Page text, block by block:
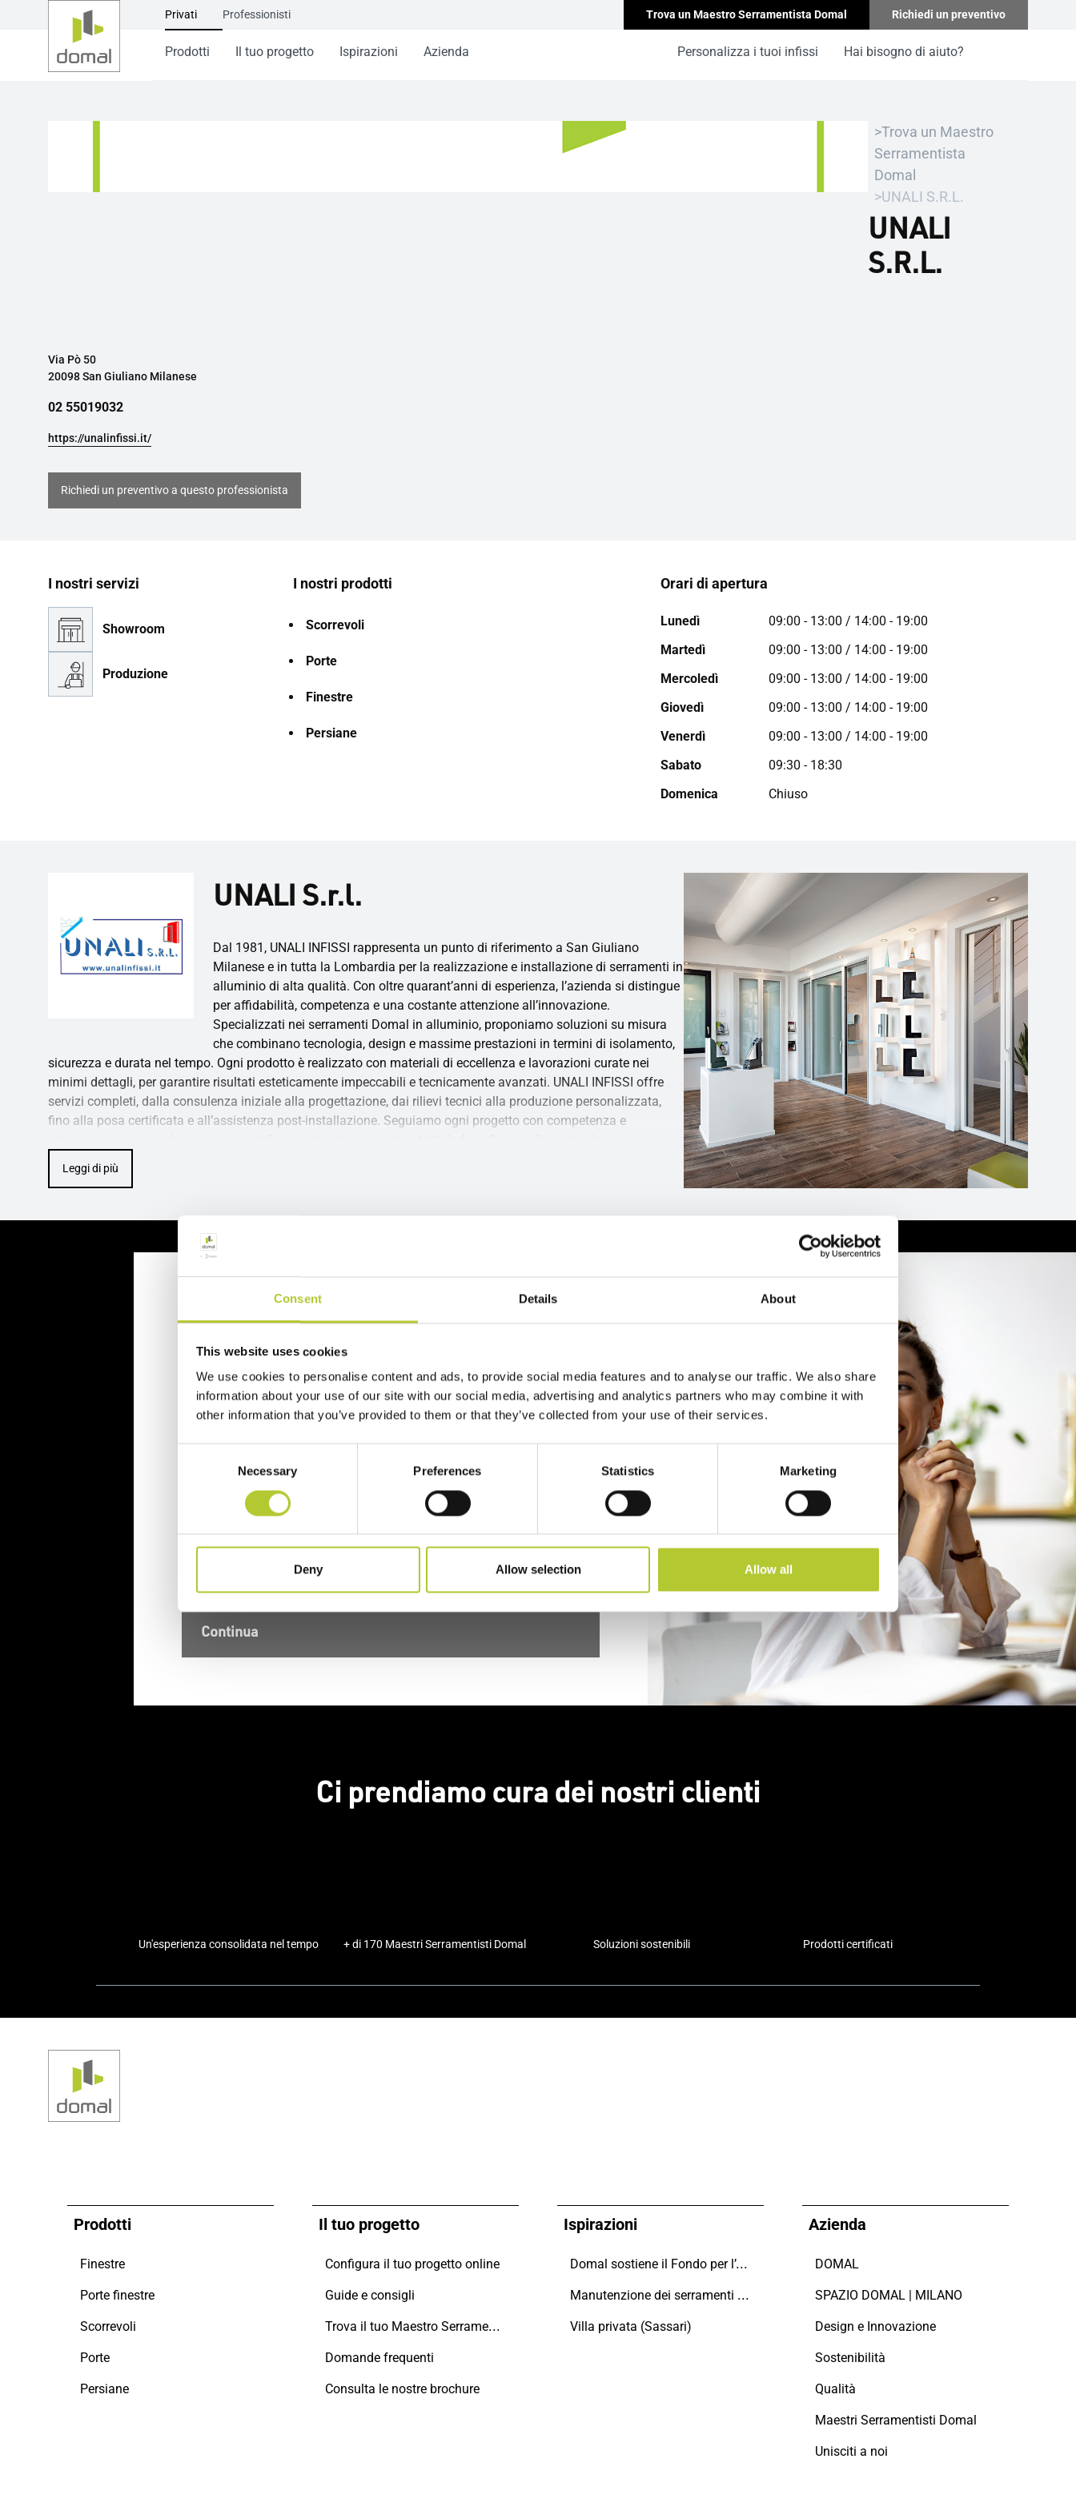
Consent Details About
This website uses cookies
We use cookies to personalise content and ads, to provide social media features and to analyse our traffic. We also share
information about your use of our site with our social media, advertising and analytics partners who may combine it with
other information that you’ve provided to them or that they’ve collected from your use of their services.
Necessary Preferences Statistics Marketing
Deny Allow selection Allow all
Privati Professionisti Trova un Maestro Serramentista Domal Richiedi un preventivo
Prodotti Il tuo progetto Ispirazioni Azienda Personalizza i tuoi infissi Hai bisogno di aiuto?
Trova un Maestro
Serramentista
Domal
UNALI S.R.L.
UNALI
S.R.L.
Via Pò 50
20098 San Giuliano Milanese
02 55019032
https://unalinfissi.it/
Richiedi un preventivo a questo professionista
I nostri servizi
Showroom
Produzione
I nostri prodotti
Scorrevoli
Porte
Finestre
Persiane
Orari di apertura
Lunedì
09:00 - 13:00 / 14:00 - 19:00
Martedì
09:00 - 13:00 / 14:00 - 19:00
Mercoledì
09:00 - 13:00 / 14:00 - 19:00
Giovedì
09:00 - 13:00 / 14:00 - 19:00
Venerdì
09:00 - 13:00 / 14:00 - 19:00
Sabato
09:30 - 18:30
Domenica
Chiuso
UNALI S.r.l.
Dal 1981, UNALI INFISSI rappresenta un punto di riferimento a San Giuliano
Milanese e in tutta la Lombardia per la realizzazione e installazione di serramenti in
alluminio di alta qualità. Con oltre quarant’anni di esperienza, l’azienda si distingue
per affidabilità, competenza e una costante attenzione all’innovazione.
Specializzati nei serramenti Domal in alluminio, proponiamo soluzioni su misura
che combinano tecnologia, design e massime prestazioni in termini di isolamento,
sicurezza e durata nel tempo. Ogni prodotto è realizzato con materiali di eccellenza e lavorazioni curate nei
minimi dettagli, per garantire risultati esteticamente impeccabili e tecnicamente avanzati. UNALI INFISSI offre
servizi completi, dalla consulenza iniziale alla progettazione, dai rilievi tecnici alla produzione personalizzata,
fino alla posa certificata e all’assistenza post-installazione. Seguiamo ogni progetto con competenza e
studi tecnici, architetti e progettisti, garantendo soluzioni affidabili per nuove costruzioni, ristrutturazioni e
Domal, scoprire sistemi scorrevoli panoramici, finestre ad alte prestazioni, porte tecniche, schermature e
soluzioni personalizzate. Ogni area è allestita per mostrare funzionalità, estetica e possibilità di configurazione,
aiutando il cliente a visualizzare il risultato finale nella propria abitazione o progetto.
Leggi di più
Richiedi un preventivo
Il tuo nome, cognome e l'indirizzo del tuo progetto
Nome e cognome
Continua
Ci prendiamo cura dei nostri clienti
Un'esperienza consolidata nel tempo + di 170 Maestri Serramentisti Domal Soluzioni sostenibili Prodotti certificati
Prodotti
Finestre
Porte finestre
Scorrevoli
Porte
Persiane
Il tuo progetto
Configura il tuo progetto online
Guide e consigli
Trova il tuo Maestro Serramentista Domal
Domande frequenti
Consulta le nostre brochure
Ispirazioni
Domal sostiene il Fondo per l’Ambiente Italiano anche per le Giornate FAI di Primavera 2024
Manutenzione dei serramenti in alluminio
Villa privata (Sassari)
Azienda
DOMAL
SPAZIO DOMAL | MILANO
Design e Innovazione
Sostenibilità
Qualità
Maestri Serramentisti Domal
Unisciti a noi